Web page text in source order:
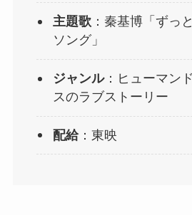
主題歌：秦基博「ずっ
ソング」
ジャンル：ヒューマン
スのラブストーリー
配給：東映